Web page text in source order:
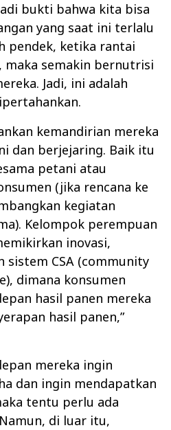
bukti bahwa kita bisa
yang saat ini terlalu
pendek, ketika rantai
maka semakin bernutrisi
Jadi, ini adalah
kemandirian mereka
dan berjejaring. Baik itu
petani atau
(jika rencana ke
kegiatan
Kelompok perempuan
inovasi,
sistem CSA (community
dimana konsumen
hasil panen mereka
hasil panen,”
mereka ingin
dan ingin mendapatkan
tentu perlu ada
di luar itu,